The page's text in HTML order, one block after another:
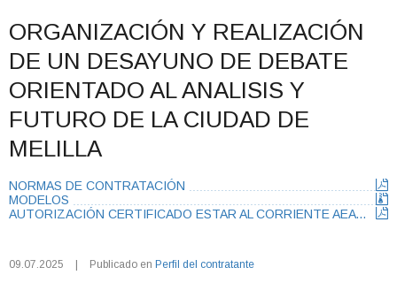
ORGANIZACIÓN Y REALIZACIÓN
DE UN DESAYUNO DE DEBATE
ORIENTADO AL ANALISIS Y
FUTURO DE LA CIUDAD DE
MELILLA
NORMAS DE CONTRATACIÓN
MODELOS
AUTORIZACIÓN CERTIFICADO ESTAR AL CORRIENTE AEAT Y CAM
09.07.2025 Publicado en Perfil del contratante